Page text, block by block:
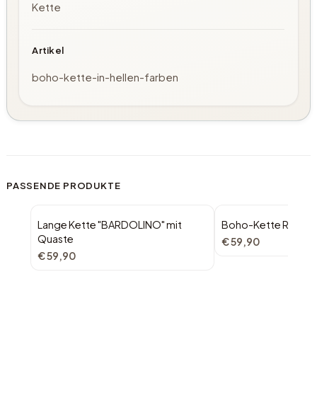
Kette
Artikel
boho-kette-in-hellen-farben
PASSENDE PRODUKTE
Lange Kette "BARDOLINO" mit
Quaste
€ 59,90
Boho-Kette ROSA
€ 59,90